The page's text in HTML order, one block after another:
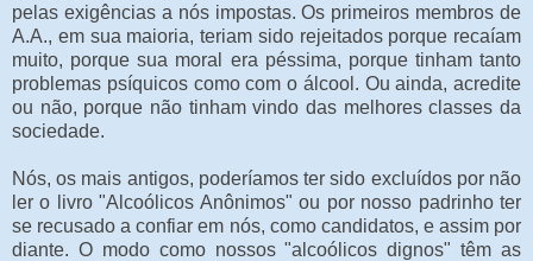
pelas exigências a nós impostas. Os primeiros membros de
A.A., em sua maioria, teriam sido rejeitados porque recaíam
muito, porque sua moral era péssima, porque tinham tanto
problemas psíquicos como com o álcool. Ou ainda, acredite
ou não, porque não tinham vindo das melhores classes da
sociedade.
Nós, os mais antigos, poderíamos ter sido excluídos por não
ler o livro "Alcoólicos Anônimos" ou por nosso padrinho ter
se recusado a confiar em nós, como candidatos, e assim por
diante. O modo como nossos "alcoólicos dignos" têm as